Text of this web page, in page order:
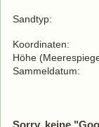
Sandtyp:
Koordinaten:
Höhe
Sammeldatum:
Sorry, keine